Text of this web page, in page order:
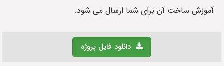
آموزش ساخت آن برای شما ارسال می شود.
دانلود فایل پروژه